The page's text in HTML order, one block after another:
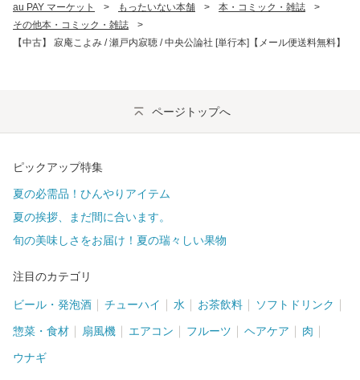
au PAY マーケット > もったいない本舗 > 本・コミック・雑誌
>
その他本・コミック・雑誌
>
【中古】 寂庵こよみ / 瀬戸内寂聴 / 中央公論社 [単行本]【メール便送料無料】
ページトップへ
ピックアップ特集
夏の必需品！ひんやりアイテム
夏の挨拶、まだ間に合います。
旬の美味しさをお届け！夏の瑞々しい果物
注目のカテゴリ
ビール・発泡酒 チューハイ 水 お茶飲料 ソフトドリンク
惣菜・食材 扇風機 エアコン フルーツ ヘアケア 肉
ウナギ